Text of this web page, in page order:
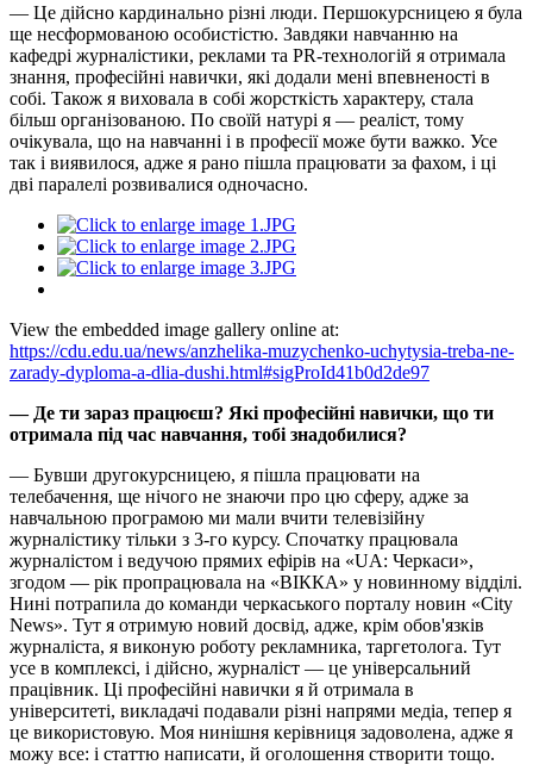
— Це дійсно кардинально різні люди. Першокурсницею я була
ще несформованою особистістю. Завдяки навчанню на
кафедрі журналістики, реклами та PR-технологій я отримала
знання, професійні навички, які додали мені впевненості в
собі. Також я виховала в собі жорсткість характеру, стала
більш організованою. По своїй натурі я — реаліст, тому
очікувала, що на навчанні і в професії може бути важко. Усе
так і виявилося, адже я рано пішла працювати за фахом, і ці
дві паралелі розвивалися одночасно.
View the embedded image gallery online at:
https://cdu.edu.ua/news/anzhelika-muzychenko-uchytysia-treba-ne-
zarady-dyploma-a-dlia-dushi.html#sigProId41b0d2de97
— Де ти зараз працюєш? Які професійні навички, що ти
отримала під час навчання, тобі знадобилися?
— Бувши другокурсницею, я пішла працювати на
телебачення, ще нічого не знаючи про цю сферу, адже за
навчальною програмою ми мали вчити телевізійну
журналістику тільки з 3-го курсу. Спочатку працювала
журналістом і ведучою прямих ефірів на «UA: Черкаси»,
згодом — рік пропрацювала на «ВІККА» у новинному відділі.
Нині потрапила до команди черкаського порталу новин «City
News». Тут я отримую новий досвід, адже, крім обов'язків
журналіста, я виконую роботу рекламника, таргетолога. Тут
усе в комплексі, і дійсно, журналіст — це універсальний
працівник. Ці професійні навички я й отримала в
університеті, викладачі подавали різні напрями медіа, тепер я
це використовую. Моя нинішня керівниця задоволена, адже я
можу все: і статтю написати, й оголошення створити тощо.